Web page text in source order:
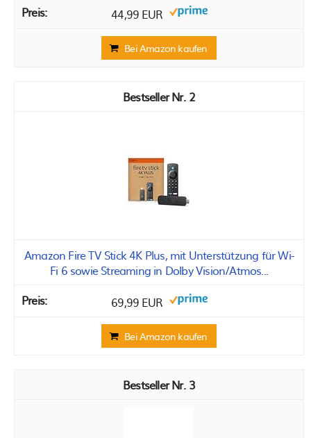
44,99 EUR
Bei Amazon kaufen
2
Amazon Fire TV Stick 4K Plus, mit Unterstützung für Wi-
Fi 6 sowie Streaming in Dolby Vision/Atmos...
69,99 EUR
Bei Amazon kaufen
3